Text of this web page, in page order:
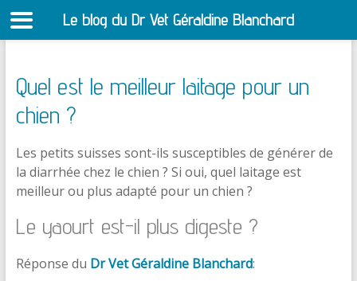
Quel est le meilleur laitage pour un
chien ?
Les petits suisses sont-ils susceptibles de générer de
la diarrhée chez le chien ? Si oui, quel laitage est
meilleur ou plus adapté pour un chien ?
Le yaourt est-il plus digeste ?
Réponse du Dr Vet Géraldine Blanchard:
Le blog du Dr Vet Géraldine Blanchard